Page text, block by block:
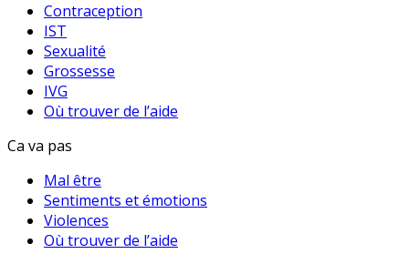
Contraception
IST
Sexualité
Grossesse
IVG
Où trouver de l’aide
Ca va pas
Mal être
Sentiments et émotions
Violences
Où trouver de l’aide